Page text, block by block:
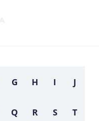
G H I J
Q R S T